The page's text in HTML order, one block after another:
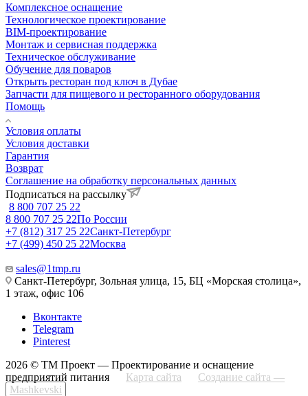
Комплексное оснащение
Технологическое проектирование
BIM-проектирование
Монтаж и сервисная поддержка
Техническое обслуживание
Обучение для поваров
Открыть ресторан под ключ в Дубае
Запчасти для пищевого и ресторанного оборудования
Помощь
Условия оплаты
Условия доставки
Гарантия
Возврат
Соглашение на обработку персональных данных
Подписаться на рассылку
8 800 707 25 22
8 800 707 25 22По России
+7 (812) 317 25 22Санкт-Петербург
+7 (499) 450 25 22Москва
sales@1tmp.ru
Санкт-Петербург, Зольная улица, 15, БЦ «Морская столица»,
1 этаж, офис 106
Вконтакте
Telegram
Pinterest
2026 © ТМ Проект — Проектирование и оснащение
предприятий питания
Карта сайта
Создание сайта —
Mashkevski